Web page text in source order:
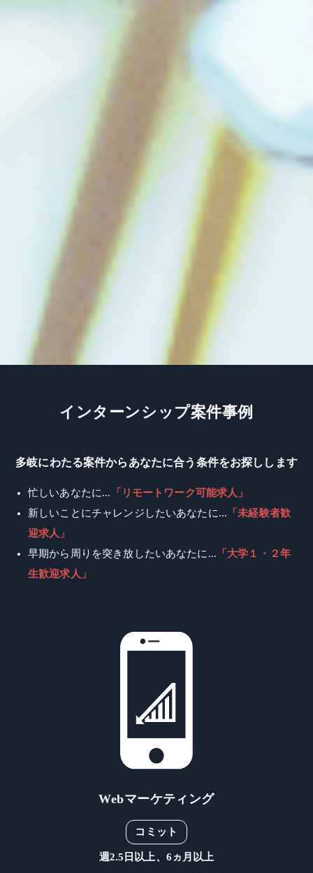
イ ンタ ーン シ ッ プ案件事例
多岐にわたる案件からあなたに合う条件をお探しします
忙しいあなたに... 「リモートワーク可能求人」
新しいことにチャレンジしたいあなたに... 「未経験者歓
迎求人」
早期から周りを突き放したいあなたに... 「大学１・２年
生歓迎求人」
Webマーケティング
コミット
週2.5日以上、6ヵ月以上